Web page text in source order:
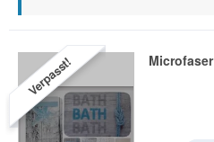
Verpasst!